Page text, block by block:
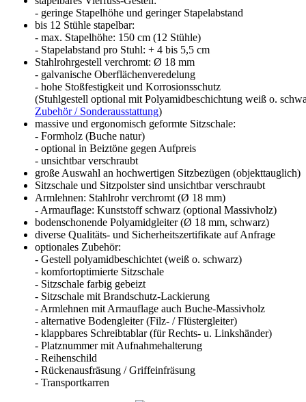
- geringe Stapelhöhe und geringer Stapelabstand
bis 12 Stühle stapelbar:
- max. Stapelhöhe: 150 cm (12 Stühle)
- Stapelabstand pro Stuhl: + 4 bis 5,5 cm
Stahlrohrgestell verchromt: Ø 18 mm
- galvanische Oberflächenveredelung
- hohe Stoßfestigkeit und Korrosionsschutz
(Stuhlgestell optional mit Polyamidbeschichtung weiß o.
Zubehör / Sonderausstattung)
massive und ergonomisch geformte Sitzschale:
- Formholz (Buche natur)
- optional in Beiztöne gegen Aufpreis
- unsichtbar verschraubt
große Auswahl an hochwertigen Sitzbezügen (objekttauglich)
Sitzschale und Sitzpolster sind unsichtbar verschraubt
Armlehnen: Stahlrohr verchromt (Ø 18 mm)
- Armauflage: Kunststoff schwarz (optional Massivholz)
bodenschonende Polyamidgleiter (Ø 18 mm, schwarz)
diverse Qualitäts- und Sicherheitszertifikate auf Anfrage
optionales Zubehör:
- Gestell polyamidbeschichtet (weiß o. schwarz)
- komfortoptimierte Sitzschale
- Sitzschale farbig gebeizt
- Sitzschale mit Brandschutz-Lackierung
- Armlehnen mit Armauflage auch Buche-Massivholz
- alternative Bodengleiter (Filz- / Flüstergleiter)
- klappbares Schreibtablar (für Rechts- u. Linkshänder)
- Platznummer mit Aufnahmehalterung
- Reihenschild
- Rückenausfräsung / Griffeinfräsung
- Transportkarren